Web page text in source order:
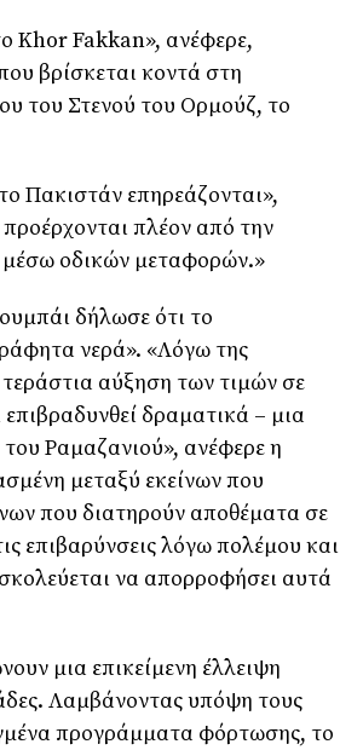
Khor Fakkan», ανέφερε,
βρίσκεται κοντά στη
του Στενού του Ορμούζ, το
Πακιστάν επηρεάζονται»,
πλέον από την
μέσω οδικών μεταφορών.»
δήλωσε ότι το
νερά». «Λόγω της
αύξηση των τιμών σε
δραματικά – μια
Ραμαζανιού», ανέφερε η
μεταξύ εκείνων που
που διατηρούν αποθέματα σε
επιβαρύνσεις λόγω πολέμου και
να απορροφήσει αυτά
μια επικείμενη έλλειψη
Λαμβάνοντας υπόψη τους
προγράμματα φόρτωσης, το